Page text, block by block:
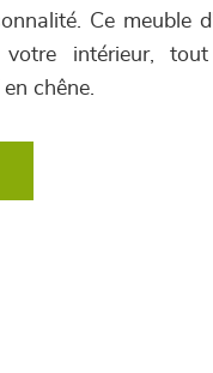
Ce meuble
votre intérieur,
chêne.